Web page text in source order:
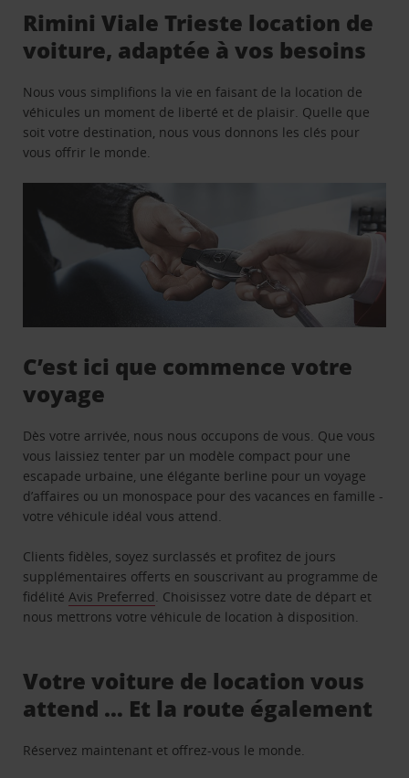
Rimini Viale Trieste location de
voiture, adaptée à vos besoins
Nous vous simplifions la vie en faisant de la location de
véhicules un moment de liberté et de plaisir. Quelle que
soit votre destination, nous vous donnons les clés pour
vous offrir le monde.
C’est ici que commence votre
voyage
Dès votre arrivée, nous nous occupons de vous. Que vous
vous laissiez tenter par un modèle compact pour une
escapade urbaine, une élégante berline pour un voyage
d’affaires ou un monospace pour des vacances en famille -
votre véhicule idéal vous attend.
Clients fidèles, soyez surclassés et profitez de jours
supplémentaires offerts en souscrivant au programme de
fidélitéAvis Preferred. Choisissez votre date de départ et
nous mettrons votre véhicule de location à disposition.
Votre voiture de location vous
attend … Et la route également
Réservez maintenant et offrez-vous le monde.